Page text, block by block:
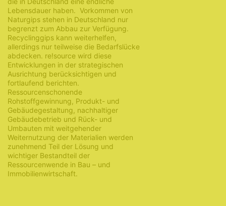
Lebensdauer haben. Vorkommen von
Naturgips stehen in Deutschland nur
begrenzt zum Abbau zur Verfügung.
Recyclinggips kann weiterhelfen,
allerdings nur teilweise die Bedarfslücke
abdecken. re!source wird diese
Entwicklungen in der strategischen
Ausrichtung berücksichtigen und
fortlaufend berichten.
Ressourcenschonende
Rohstoffgewinnung, Produkt- und
Gebäudegestaltung, nachhaltiger
Gebäudebetrieb und Rück- und
Umbauten mit weitgehender
Weiternutzung der Materialien werden
zunehmend Teil der Lösung und
wichtiger Bestandteil der
Ressourcenwende in Bau – und
Immobilienwirtschaft.